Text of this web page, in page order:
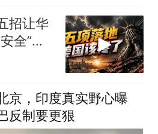
招让华
全”不
京，印度真实野心曝
反制要更狠